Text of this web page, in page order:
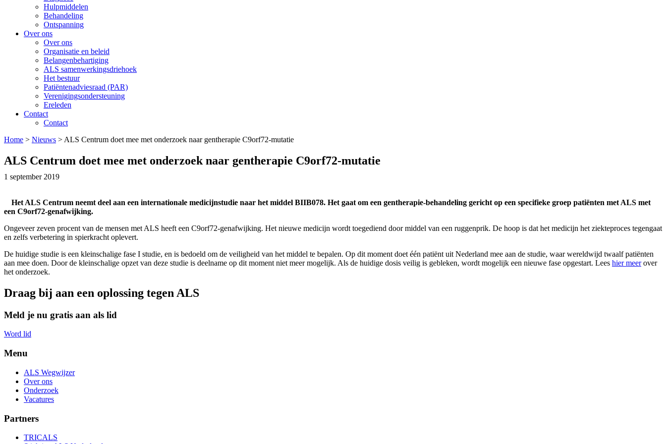
Hulpmiddelen
Behandeling
Ontspanning
Over ons
Over ons
Organisatie en beleid
Belangenbehartiging
ALS samenwerkingsdriehoek
Het bestuur
Patiëntenadviesraad (PAR)
Verenigingsondersteuning
Ereleden
Contact
Contact
Home > Nieuws > ALS Centrum doet mee met onderzoek naar gentherapie C9orf72-mutatie
ALS Centrum doet mee met onderzoek naar gentherapie C9orf72-mutatie
1 september 2019
Het ALS Centrum neemt deel aan een internationale medicijnstudie naar het middel BIIB078. Het gaat om een gentherapie-behandeling gericht op een specifieke groep patiënten met ALS met
een C9orf72-genafwijking.
Ongeveer zeven procent van de mensen met ALS heeft een C9orf72-genafwijking. Het nieuwe medicijn wordt toegediend door middel van een ruggenprik. De hoop is dat het medicijn het ziekteproces tegengaat
en zelfs verbetering in spierkracht oplevert.
De huidige studie is een kleinschalige fase I studie, en is bedoeld om de veiligheid van het middel te bepalen. Op dit moment doet één patiënt uit Nederland mee aan de studie, waar wereldwijd twaalf patiënten
aan mee doen. Door de kleinschalige opzet van deze studie is deelname op dit moment niet meer mogelijk. Als de huidige dosis veilig is gebleken, wordt mogelijk een nieuwe fase opgestart. Lees hier meerover
het onderzoek.
Draag bij aan een oplossing tegen ALS
Meld je nu gratis aan als lid
Word lid
Menu
ALS Wegwijzer
Over ons
Onderzoek
Vacatures
Partners
TRICALS